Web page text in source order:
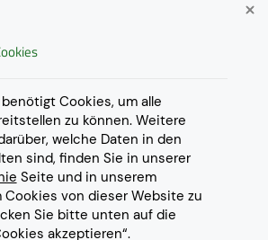
Lieferungen in weitere Länder
gerne aufAnfrage
Cookies, um alle
zu können. Weitere
welche Daten in den
sind, finden Sie in unserer
Seite und in unserem
Cookies von dieser Website zu
Sie bitte unten auf die
akzeptieren“.